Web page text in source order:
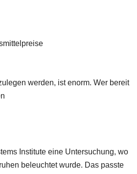
werden, ist enorm. Wer bereit
Institute eine Untersuchung, wo
beleuchtet wurde. Das passte